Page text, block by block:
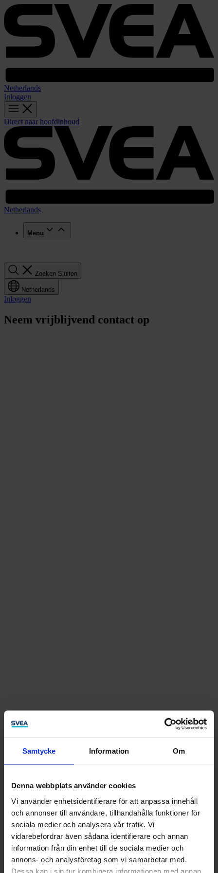
Samtycke Information Om
Denna webbplats använder cookies
Vi använder enhetsidentifierare för att anpassa innehåll
och annonser till användare, tillhandahålla funktioner för
sociala medier och analysera vår trafik. Vi
vidarebefordrar även sådana identifierare och annan
information från din enhet till de sociala medier och
annons- och analysföretag som vi samarbetar med.
Dessa kan i sin tur kombinera informationen med annan
Netherlands
Inloggen
Direct naar hoofdinhoud
Netherlands
Menu
Zoeken Sluiten
Netherlands
Inloggen
Neem vrijblijvend contact op
Ma-do:8.30 - 17.00 uur
Vr:8.30 - 16.00 uur
0182 - 62 44 00
Stuur een e-mail
En houd je inbox in de gaten. Want je krijgt binnen 2 werkdagen